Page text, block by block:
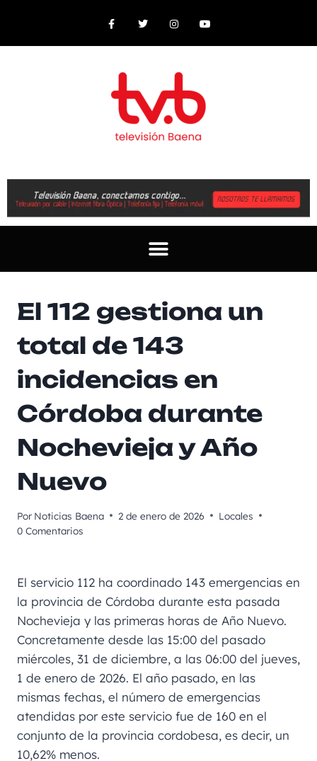
El 112 gestiona un
total de 143
incidencias en
Córdoba durante
Nochevieja y Año
Nuevo
Por Noticias Baena 2 de enero de 2026
Locales
0 Comentarios
El servicio 112 ha coordinado 143 emergencias en
la provincia de Córdoba durante esta pasada
Nochevieja y las primeras horas de Año Nuevo.
Concretamente desde las 15:00 del pasado
miércoles, 31 de diciembre, a las 06:00 del jueves,
1 de enero de 2026. El año pasado, en las
mismas fechas, el número de emergencias
atendidas por este servicio fue de 160 en el
conjunto de la provincia cordobesa, es decir, un
10,62% menos.